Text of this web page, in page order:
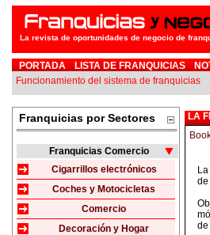
La revista de oportunidades de negocio de
PORTADA LISTA DE FRANQUICIAS
Funcionamiento del sistema de franquicias
Franquicias por Sectores
Franquicias Comercio
Cigarrillos electrónicos
Coches y Motocicletas
Comercio
Decoración y Hogar
LA
de
de